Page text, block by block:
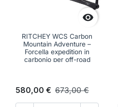

RITCHEY WCS Carbon
Mountain Adventure –
Forcella expedition in
carbonio per off-road
580,00 € 673,00 €